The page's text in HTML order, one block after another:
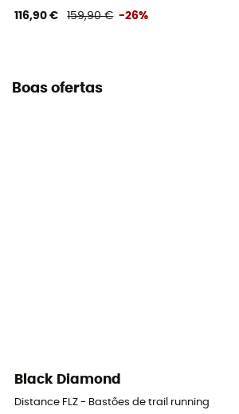
116,90 € 159,90 € -26%
Boas ofertas
Black Diamond
Distance FLZ - Bastões de trail running